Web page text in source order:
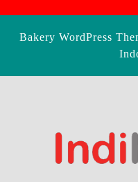
Bakery WordPress